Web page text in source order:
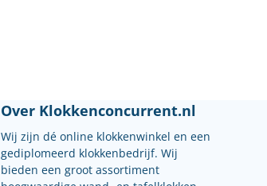
Over Klokkenconcurrent.nl
Wij zijn dé online klokkenwinkel en een
gediplomeerd klokkenbedrijf. Wij
bieden een groot assortiment